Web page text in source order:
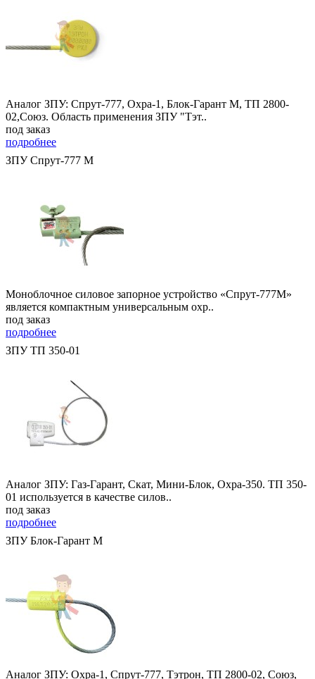
Аналог ЗПУ: Спрут-777, Охра-1, Блок-Гарант М, ТП 2800-
02,Союз. Область применения ЗПУ "Тэт..
под заказ
подробнее
ЗПУ Спрут-777 М
Моноблочное силовое запорное устройство «Спрут-777М»
является компактным универсальным охр..
под заказ
подробнее
ЗПУ ТП 350-01
Аналог ЗПУ: Газ-Гарант, Скат, Мини-Блок, Охра-350. ТП 350-
01 используется в качестве силов..
под заказ
подробнее
ЗПУ Блок-Гарант М
Аналог ЗПУ: Охра-1, Спрут-777, Тэтрон, ТП 2800-02, Союз,